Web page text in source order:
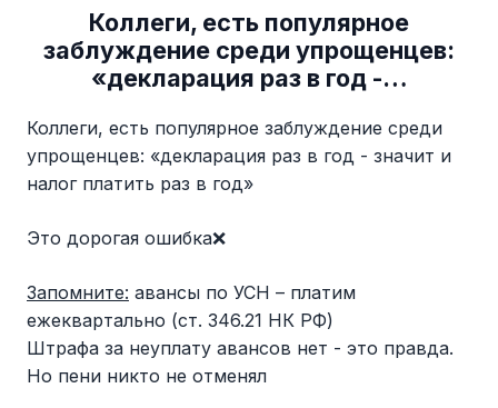
Коллеги, есть популярное
заблуждение среди упрощенцев:
«декларация раз в год -…
Коллеги, есть популярное заблуждение среди
упрощенцев: «декларация раз в год - значит и
налог платить раз в год»
Это дорогая ошибка❌
Запомните: авансы по УСН – платим
ежеквартально (ст. 346.21 НК РФ)
Штрафа за неуплату авансов нет - это правда.
Но пени никто не отменял